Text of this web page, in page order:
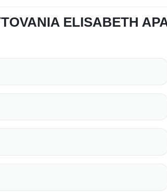
ELISABETH